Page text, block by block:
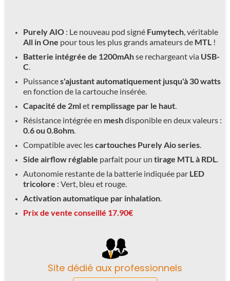
Purely AIO : Le nouveau pod signé Fumytech, véritable
All in One pour tous les plus grands amateurs de MTL !
Batterie intégrée de 1200mAhse rechargeant via USB-
C.
Puissances'ajustant automatiquement jusqu'à 30 watts
en fonction de la cartouche insérée.
Capacité de 2mlet remplissage par le haut.
Résistance intégrée en meshdisponible en deux valeurs :
0.6 ou 0.8ohm.
Compatible avec lescartouches Purely Aio series.
Side airflow réglable parfait pour un tirage MTL à RDL.
Autonomie restante de la batterie indiquée par LED
tricolore : Vert, bleu et rouge.
Activation automatique par inhalation.
Prix de vente conseillé 17.90€
Site dédié aux professionnels